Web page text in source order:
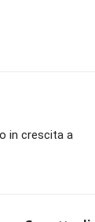
in crescita a